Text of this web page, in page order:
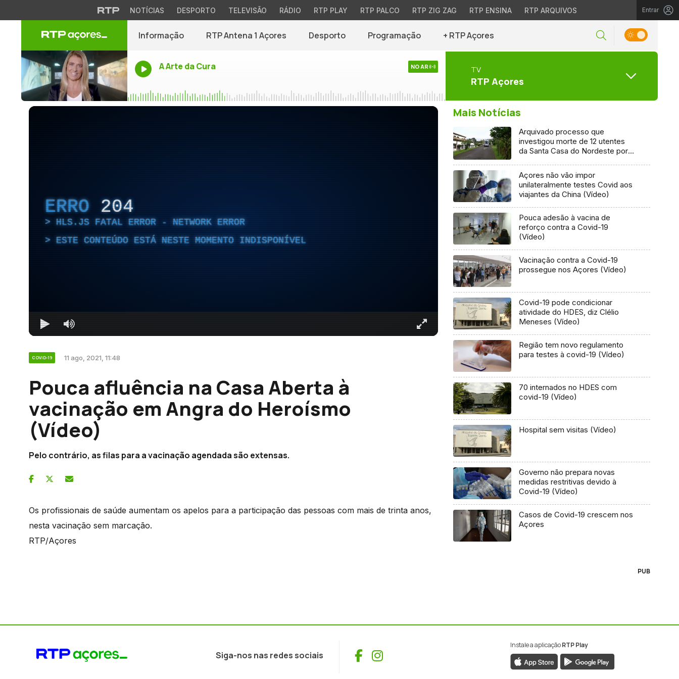
NOTÍCIAS DESPORTO TELEVISÃO RÁDIO RTP PLAY RTP PALCO RTP ZIG ZAG RTP ENSINA RTP ARQUIVOS Entrar
Informação RTP Antena 1 Açores Desporto Programação + RTP Açores
A Arte da Cura NO AR TV
RTP Açores
ERRO 204
HLS.JS FATAL ERROR - NETWORK ERROR
ESTE CONTEÚDO ESTÁ NESTE MOMENTO INDISPONÍVEL
COVID-19 11 ago, 2021, 11:48
Pouca afluência na Casa Aberta à
vacinação em Angra do Heroísmo
(Vídeo)
Pelo contrário, as filas para a vacinação agendada são extensas.
Os profissionais de saúde aumentam os apelos para a participação das pessoas com mais de trinta anos,
nesta vacinação sem marcação.
RTP/Açores
Mais Notícias
Arquivado processo que
investigou morte de 12 utentes
da Santa Casa do Nordeste por
Açores não vão impor
unilateralmente testes Covid aos
viajantes da China (Vídeo)
Pouca adesão à vacina de
reforço contra a Covid-19
(Vídeo)
Vacinação contra a Covid-19
prossegue nos Açores (Vídeo)
Covid-19 pode condicionar
atividade do HDES, diz Clélio
Meneses (Vídeo)
Região tem novo regulamento
para testes à covid-19 (Vídeo)
70 internados no HDES com
covid-19 (Vídeo)
Hospital sem visitas (Vídeo)
Governo não prepara novas
medidas restritivas devido à
Covid-19 (Vídeo)
Casos de Covid-19 crescem nos
Açores
PUB
Siga-nos nas redes sociais Facebook
Instagram
Instale a aplicaçãoRTP Play